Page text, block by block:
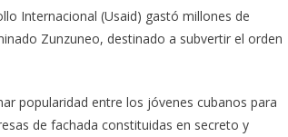
Internacional (Usaid) gastó millones de
Zunzuneo, destinado a subvertir el orden
popularidad entre los jóvenes cubanos para
de fachada constituidas en secreto y